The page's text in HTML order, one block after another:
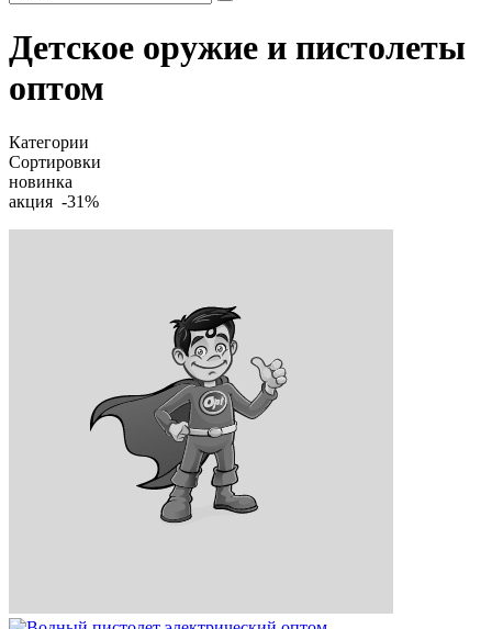
Детское оружие и пистолеты
оптом
Категории
Сортировки
новинка
акция -31%